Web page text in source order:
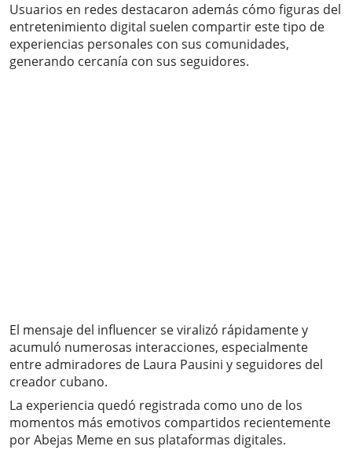
Usuarios en redes destacaron además cómo figuras del
entretenimiento digital suelen compartir este tipo de
experiencias personales con sus comunidades,
generando cercanía con sus seguidores.
El mensaje del influencer se viralizó rápidamente y
acumuló numerosas interacciones, especialmente
entre admiradores de Laura Pausini y seguidores del
creador cubano.
La experiencia quedó registrada como uno de los
momentos más emotivos compartidos recientemente
por Abejas Meme en sus plataformas digitales.